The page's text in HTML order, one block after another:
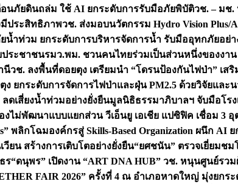
อนภัยดินถล่ม ใช้ AI ยกระดับการรับมือภัยพิบัติวช. – มช.
มีประสิทธิภาพวช. ส่งมอบนวัตกรรม Hydro Vision Plus/
น้ำท่วม ยกระดับการบริหารจัดการน้ำ รับมืออุทกภัยอย่
ประชาชนรมว.พม. ชวนคนไทยร่วมเป็นส่วนหนึ่งของงาน
นีวช. ลงพื้นที่ดอยตุง เตรียมนำ “โดรนป้องกันไฟป่า” เ
ยกระดับการจัดการไฟป่าและฝุ่น PM2.5 ด้วยวิจัยและ
ดเสี่ยงน้ำท่วมอย่างยั่งยืนมูลนิธิธรรมาภิบาลฯ จับมือโร
งไม่พัฒนาแบบแยกส่วน วีเอ็นยู เอเชีย แปซิฟิค เชื่อม
พลิกโฉมองค์กรสู่ Skills-Based Organization ผนึก
ยน สร้างการเติบโตอย่างยั่งยืน“ยศชนัน” ตรวจเยี่ยมช
ร“ดนุพร” เปิดงาน “ART DNA HUB” วช. หนุนศูนย์
FAIR 2026” ครั้งที่ 4 ณ อำเภอหาดใหญ่ มุ่งยก